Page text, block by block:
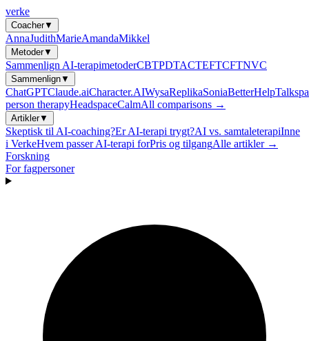
verke
Coacher▼
AnnaJudithMarieAmandaMikkel
Metoder▼
Sammenlign AI-terapimetoderCBTPDTACTEFTCFTNVC
Sammenlign▼
ChatGPTClaude.aiCharacter.AIWysaReplikaSoniaBetterHelp
person therapyHeadspaceCalmAll comparisons →
Artikler▼
Skeptisk til AI-coaching?Er AI-terapi trygt?AI vs. samtaleterapiInne
i VerkeHvem passer AI-terapi forPris og tilgangAlle artikler →
Forskning
For fagpersoner